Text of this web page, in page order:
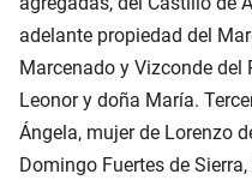
adelante propiedad del
Marcenado y Vizconde del
Leonor y doña María.
Ángela, mujer de Lorenzo
Domingo Fuertes de